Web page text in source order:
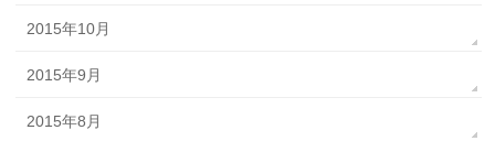
2015年10月
2015年9月
2015年8月